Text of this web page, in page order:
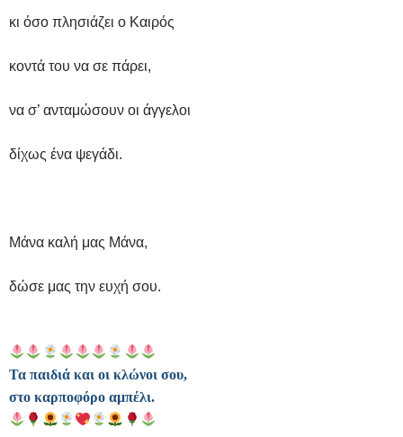
κι όσο πλησιάζει ο Καιρός
κοντά του να σε πάρει,
να σ’ ανταμώσουν οι άγγελοι
δίχως ένα ψεγάδι.
Μάνα καλή μας Μάνα,
δώσε μας την ευχή σου.
Τα παιδιά και οι κλώνοι σου,
στο καρποφόρο αμπέλι.